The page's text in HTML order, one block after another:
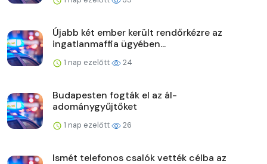
Újabb két ember került rendőrkézre az
ingatlanmaffia ügyében...
1 nap ezelőtt 24
Budapesten fogták el az ál-
adománygyűjtőket
1 nap ezelőtt 26
Ismét telefonos csalók vették célba az